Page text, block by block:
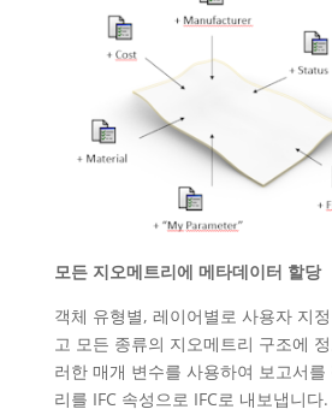
모든 지오메트리에 메타데이터 할당
객체 유형별, 레이어별로 사용자 지
고 모든 종류의 지오메트리 구조에
러한 매개 변수를 사용하여 보고서
리를 IFC 속성으로 IFC로 내보냅니다.